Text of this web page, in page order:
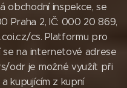
obchodní inspekce, se
Praha 2, IČ: 000 20 869,
cs. Platformu pro
se na internetové adrese
odr je možné využít při
kupujícím z kupní